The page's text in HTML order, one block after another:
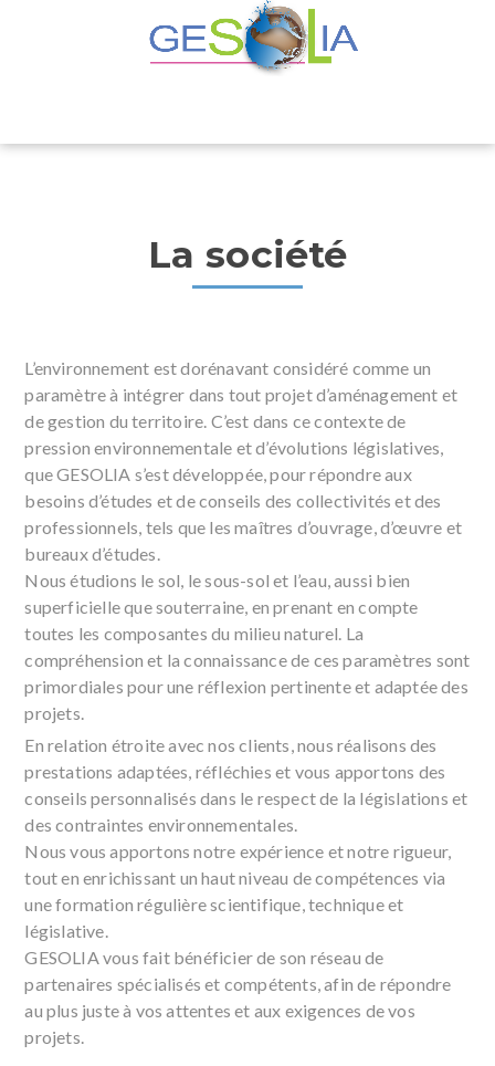
La société
L’environnement est dorénavant considéré comme un
paramètre à intégrer dans tout projet d’aménagement et
de gestion du territoire. C’est dans ce contexte de
pression environnementale et d’évolutions législatives,
que GESOLIA s’est développée, pour répondre aux
besoins d’études et de conseils des collectivités et des
professionnels, tels que les maîtres d’ouvrage, d’œuvre et
bureaux d’études.
Nous étudions le sol, le sous-sol et l’eau, aussi bien
superficielle que souterraine, en prenant en compte
toutes les composantes du milieu naturel. La
compréhension et la connaissance de ces paramètres sont
primordiales pour une réflexion pertinente et adaptée des
projets.
En relation étroite avec nos clients, nous réalisons des
prestations adaptées, réfléchies et vous apportons des
conseils personnalisés dans le respect de la législations et
des contraintes environnementales.
Nous vous apportons notre expérience et notre rigueur,
tout en enrichissant un haut niveau de compétences via
une formation régulière scientifique, technique et
législative.
GESOLIA vous fait bénéficier de son réseau de
partenaires spécialisés et compétents, afin de répondre
au plus juste à vos attentes et aux exigences de vos
projets.